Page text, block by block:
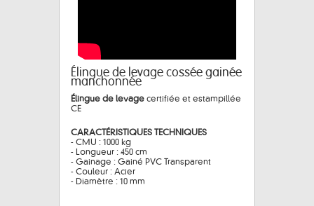
Élingue de levage cossée gainée
manchonnée
Élingue de levage certifiée et estampillée
CE
CARACTÉRISTIQUES TECHNIQUES
- CMU : 1000 kg
- Longueur : 450 cm
- Gainage : Gainé PVC Transparent
- Couleur : Acier
- Diamètre : 10 mm